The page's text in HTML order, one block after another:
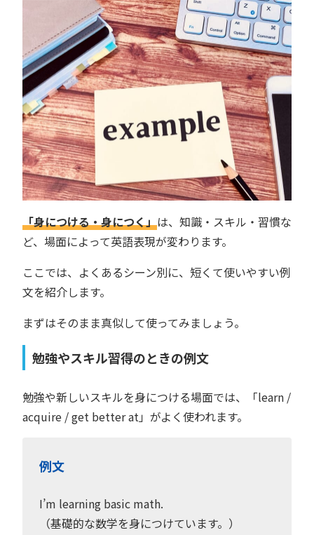
「身につける・身につく」は、知識・スキル・習慣な
ど、場面によって英語表現が変わります。
ここでは、よくあるシーン別に、短くて使いやすい例
文を紹介します。
まずはそのまま真似して使ってみましょう。
勉強やスキル習得のときの例文
勉強や新しいスキルを身につける場面では、「learn /
acquire / get better at」がよく使われます。
例文
I’m learning basic math.
（基礎的な数学を身につけています。）